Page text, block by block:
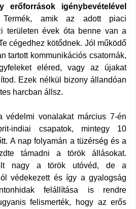
erőforrások igénybevételével
amik az adott piaci
területen évek óta benne van a
cégedhez kötődnek. Jól működő
tartott kommunikációs csatornák,
eléred, vagy az újakat
Ezek nélkül bizony állandóan
harcban állsz.
védelmi vonalakat március 7-én
indiai csapatok, mintegy 10
A nap folyamán a tüzérség és a
támadni a török állásokat.
nagy a török utóvéd, de a
védekezett és így a gyalogság
felállítása is rendre
felismerték, hogy az erős